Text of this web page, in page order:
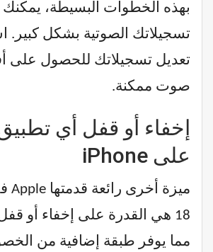
بهذه الخطوات البسيطة،
تسجيلاتك الصوتية بشكل كبير.
تعديل تسجيلاتك للحصول على
صوت ممكنة.
إخفاء أو قفل أي
على iPhone
18 هي القدرة على إخفاء أو
مما يوفر طبقة إضافية من